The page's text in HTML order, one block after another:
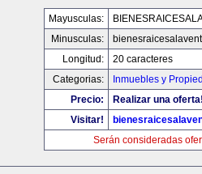
Mayusculas:
Minusculas:
Longitud:
20 caracteres
Categorias:
Inmuebles y
Precio:
Realizar una
Visitar!
Serán consideradas